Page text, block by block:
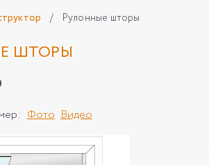
/ Рулонные шторы
ШТОРЫ
Фото Видео